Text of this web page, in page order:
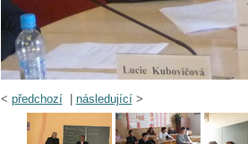
< předchozí| následující>